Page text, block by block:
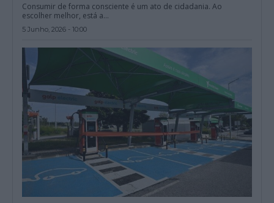
Consumir de forma consciente é um ato de cidadania. Ao
escolher melhor, está a...
5 Junho, 2026 - 10:00